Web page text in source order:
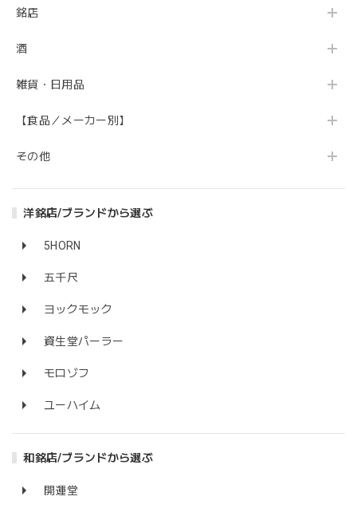
銘店
酒
雑貨・日用品
【食品／メーカー別】
その他
洋銘店/ブランドから選ぶ
5HORN
五千尺
ヨックモック
資生堂パーラー
モロゾフ
ユーハイム
和銘店/ブランドから選ぶ
開運堂